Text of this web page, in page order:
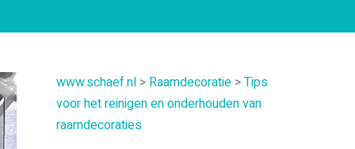
www.schaef.nl > Raamdecoratie >Tips
voor het reinigen en onderhouden van
raamdecoraties